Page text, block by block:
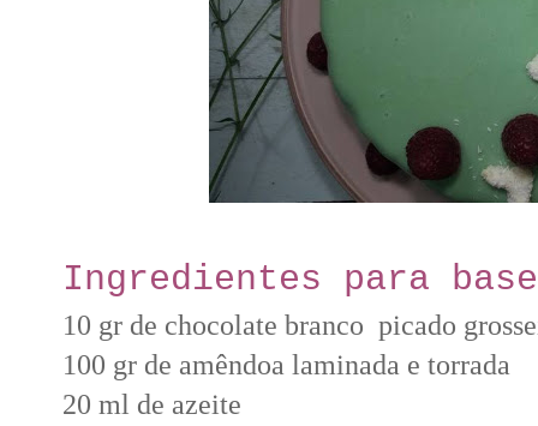
Ingredientes para
10 gr de chocolate branco picado
100 gr de amêndoa laminada e torrada
20 ml de azeite